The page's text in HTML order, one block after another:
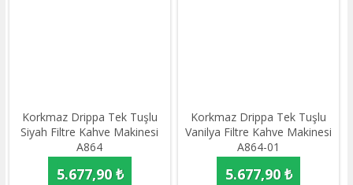
Korkmaz Drippa Tek Tuşlu
Siyah Filtre Kahve Makinesi
A864
5.677,90 ₺
Korkmaz Drippa Tek Tuşlu
Vanilya Filtre Kahve Makinesi
A864-01
5.677,90 ₺